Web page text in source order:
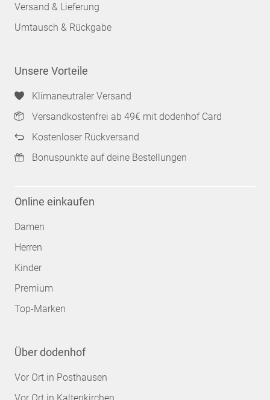
Versand & Lieferung
Umtausch & Rückgabe
Unsere Vorteile
Klimaneutraler Versand
Versandkostenfrei ab 49€ mit dodenhof Card
Kostenloser Rückversand
Bonuspunkte auf deine Bestellungen
Online einkaufen
Damen
Herren
Kinder
Premium
Top-Marken
Über dodenhof
Vor Ort in Posthausen
Vor Ort in Kaltenkirchen